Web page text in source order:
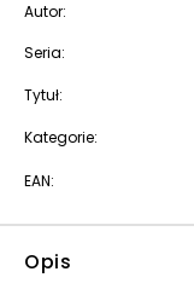
Autor:
Seria:
Tytuł:
Kategorie:
EAN:
Opis